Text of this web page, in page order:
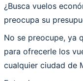
¿Busca vuelos
preocupa su
No se preocupe, ya
para ofrecerle los
cualquier ciudad de